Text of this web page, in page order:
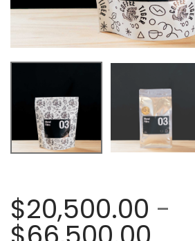
$20,500.00 -